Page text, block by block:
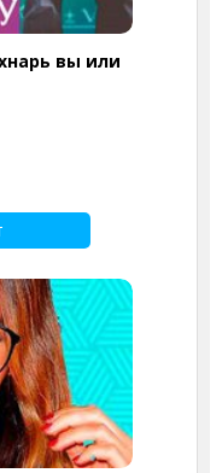
вы или